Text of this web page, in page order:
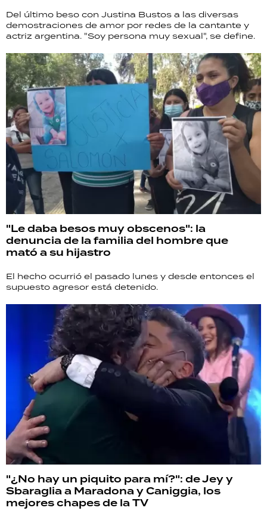
Del último beso con Justina Bustos a las diversas
demostraciones de amor por redes de la cantante y
actriz argentina. "Soy persona muy sexual", se define.
"Le daba besos muy obscenos": la
denuncia de la familia del hombre que
mató a su hijastro
El hecho ocurrió el pasado lunes y desde entonces el
supuesto agresor está detenido.
"¿No hay un piquito para mí?": de Jey y
Sbaraglia a Maradona y Caniggia, los
mejores chapes de la TV